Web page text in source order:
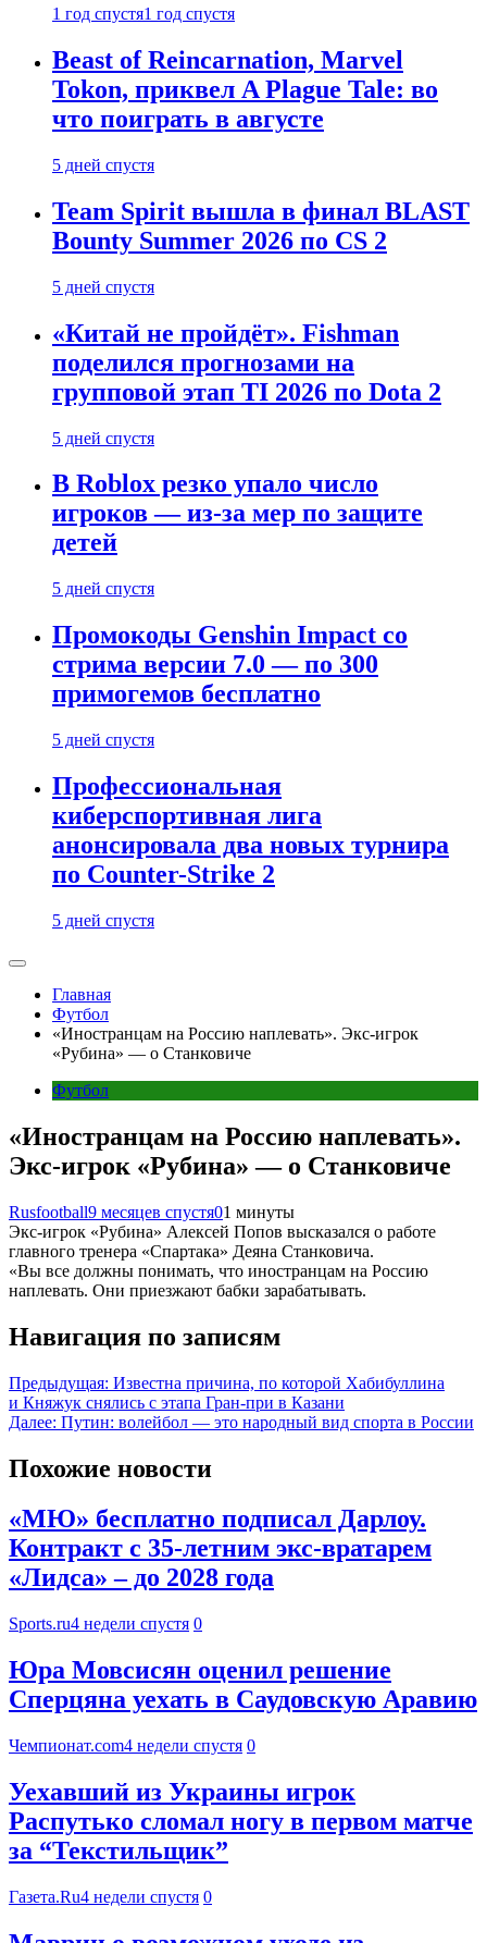
1 год спустя1 год спустя
Beast of Reincarnation, Marvel
Tokon, приквел A Plague Tale: во
что поиграть в августе
5 дней спустя
Team Spirit вышла в финал BLAST
Bounty Summer 2026 по CS 2
5 дней спустя
«Китай не пройдёт». Fishman
поделился прогнозами на
групповой этап TI 2026 по Dota 2
5 дней спустя
В Roblox резко упало число
игроков — из-за мер по защите
детей
5 дней спустя
Промокоды Genshin Impact со
стрима версии 7.0 — по 300
примогемов бесплатно
5 дней спустя
Профессиональная
киберспортивная лига
анонсировала два новых турнира
по Counter-Strike 2
5 дней спустя
Главная
Футбол
«Иностранцам на Россию наплевать». Экс-игрок
«Рубина» — о Станковиче
Футбол
«Иностранцам на Россию наплевать».
Экс-игрок «Рубина» — о Станковиче
Rusfootball9 месяцев спустя01 минуты
Экс-игрок «Рубина» Алексей Попов высказался о работе
главного тренера «Спартака» Деяна Станковича.
«Вы все должны понимать, что иностранцам на Россию
наплевать. Они приезжают бабки зарабатывать.
Навигация по записям
Предыдущая: Известна причина, по которой Хабибуллина
и Княжук снялись с этапа Гран-при в Казани
Далее: Путин: волейбол — это народный вид спорта в России
Похожие новости
«МЮ» бесплатно подписал Дарлоу.
Контракт с 35-летним экс-вратарем
«Лидса» – до 2028 года
Sports.ru4 недели спустя 0
Юра Мовсисян оценил решение
Сперцяна уехать в Саудовскую Аравию
Чемпионат.com4 недели спустя 0
Уехавший из Украины игрок
Распутько сломал ногу в первом матче
за “Текстильщик”
Газета.Ru4 недели спустя 0